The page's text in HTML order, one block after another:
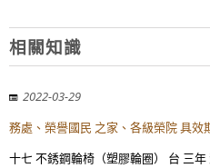
相關知識
2022-03-29
務處、榮譽國民 之家、各級榮院 具效
十七 不銹鋼輪椅（塑膠輪圈） 台 三